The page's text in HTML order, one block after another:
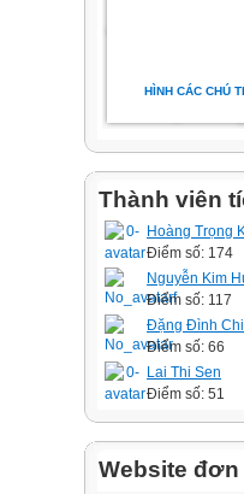
HÌNH CÁC CHÚ
Thành viên
Hoàng Trọng
Điểm số: 174
Nguyễn Kim
Điểm số: 117
Đặng Đình
Điểm số: 66
Lai Thi Sen
Điểm số: 51
Website